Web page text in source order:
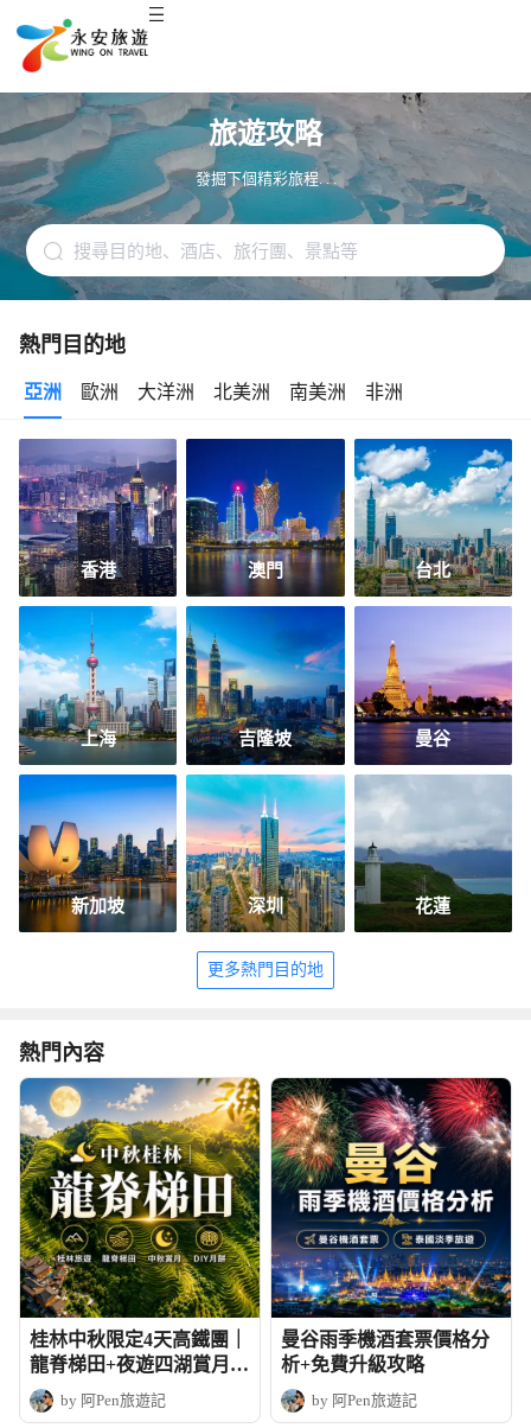
旅遊攻略
發掘下個精彩旅程. . .
熱門目的地
亞洲 歐洲 大洋洲 北美洲 南美洲 非洲
香港 澳門 台北
上海 吉隆坡 曼谷
新加坡 深圳 花蓮
更多熱門目的地
熱門內容
桂林中秋限定4天高鐵團｜
龍脊梯田+夜遊四湖賞月+
DIY月餅
by 阿Pen旅遊記
曼谷雨季機酒套票價格分
析+免費升級攻略
by 阿Pen旅遊記